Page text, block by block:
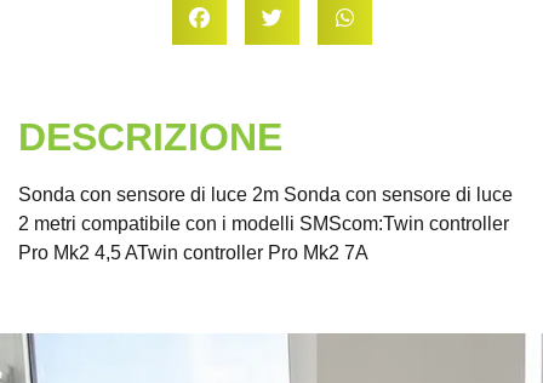
DESCRIZIONE
Sonda con sensore di luce 2m Sonda con sensore di luce
2 metri compatibile con i modelli SMScom:Twin controller
Pro Mk2 4,5 ATwin controller Pro Mk2 7A